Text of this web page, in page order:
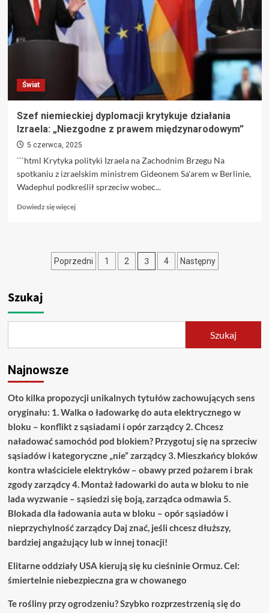
telewizor
do
grania?
Najlepsze
modele
konsoli
i
PC
lato
2025
Świat
Szef niemieckiej dyplomacji krytykuje działania
Izraela: „Niezgodne z prawem międzynarodowym”
5 czerwca, 2025
```html Krytyka polityki Izraela na Zachodnim Brzegu Na
spotkaniu z izraelskim ministrem Gideonem Sa'arem w Berlinie,
Wadephul podkreślił sprzeciw wobec...
Dowiedz się więcejDowiedz
Szef
niemieckiej
„Niezgodne
Stronicowanie
Poprzedni 1 2 3 4 Następny
Szukaj
Szukaj
Najnowsze
Oto kilka propozycji unikalnych tytułów zachowujących sens
oryginału: 1. Walka o ładowarkę do auta elektrycznego w
bloku – konflikt z sąsiadami i opór zarządcy 2. Chcesz
naładować samochód pod blokiem? Przygotuj się na sprzeciw
sąsiadów i kategoryczne „nie” zarządcy 3. Mieszkańcy bloków
kontra właściciele elektryków – obawy przed pożarem i brak
zgody zarządcy 4. Montaż ładowarki do auta w bloku to nie
lada wyzwanie – sąsiedzi się boją, zarządca odmawia 5.
Blokada dla ładowania auta w bloku – opór sąsiadów i
nieprzychylność zarządcy Daj znać, jeśli chcesz dłuższy,
bardziej angażujący lub w innej tonacji!
Elitarne oddziały USA kierują się ku cieśninie Ormuz. Cel:
śmiertelnie niebezpieczna gra w chowanego
Te rośliny przy ogrodzeniu? Szybko rozprzestrzenią się do